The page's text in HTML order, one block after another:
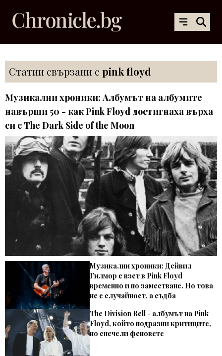
Статии свързани с pink floyd
Музикални хроники: Албумът на албумите
навърши 50 - как Pink Floyd достигнаха върха
си с The Dark Side of the Moon
Музикални хроники: Дейвид
Гилмор е взет в Pink Floyd
временно и по заместване. Но това
не е случайност, а съдба
The Division Bell - албумът на Pink
Floyd, който подразни критиците,
но спечели феновете